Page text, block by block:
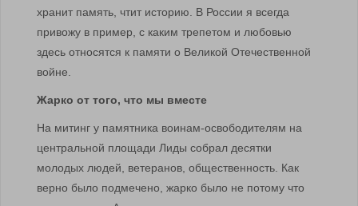
хранит память, чтит историю. В России я всегда
привожу в пример, с каким трепетом и любовью
здесь относятся к памяти о Великой Отечественной
войне.
Жарко от того, что мы вместе
На митинг у памятника воинам-освободителям на
центральной площади Лиды собрал десятки
молодых людей, ветеранов, общественность. Как
верно было подмечено, жарко было не потому что